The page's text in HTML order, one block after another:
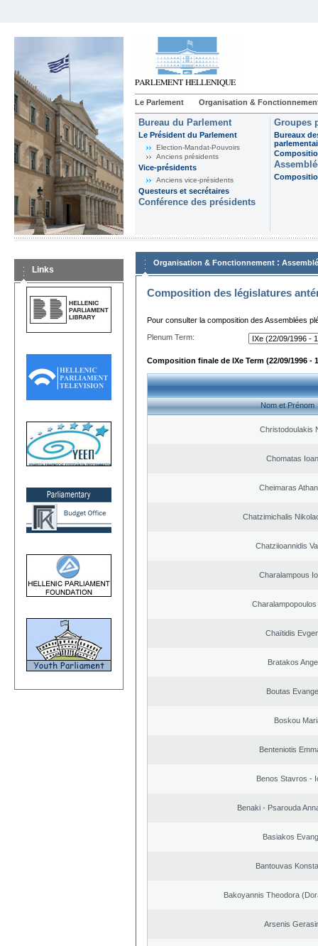
Le Parlement Organisation &
Bureau du Parlement
Le Président du Parlement
Election-Mandat-Pouvoirs
Anciens présidents
Vice-présidents
Anciens vice-présidents
Questeurs et secrétaires
Conférence des présidents
Groupes
Bureaux
Links
Organisation & Fonctionnement :
Composition des législatures
Pour consulter la composition des Assemblées
Plenum Term:
Composition finale de IXe Term (22/09/1996 -
Nom et Prénom
Christodoulakis
Chomatas
Cheimaras
Chatzimichalis
Chatziioannidis
Charalampous
Chaïtidis
Bratakos
Boutas
Boskou
Benteniotis
Benos Stavros -
Benaki - Psarouda
Basiakos
Bantouvas
Bakoyannis Theodora
Arsenis